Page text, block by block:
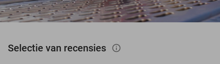
Selectie van recensies info_outlined